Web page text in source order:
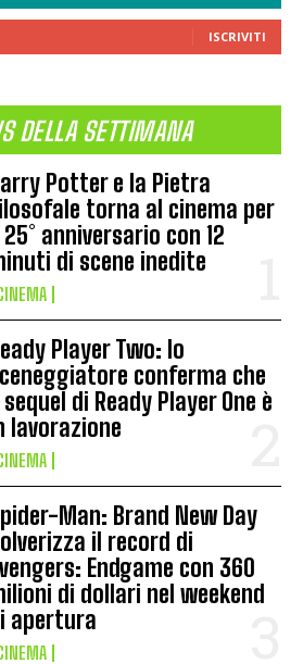
ISCRIVITI
DELLA SETTIMANA
Potter e la Pietra
torna al cinema per
anniversario con 12
di scene inedite
Player Two: lo
conferma che
di Ready Player One è
lavorazione
Man: Brand New Day
il record di
Endgame con 360
di dollari nel weekend
apertura